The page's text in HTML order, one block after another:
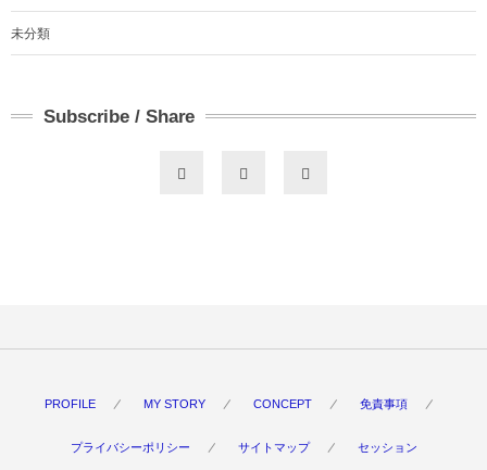
未分類
Subscribe / Share
PROFILE MY STORY CONCEPT 免責事項
プライバシーポリシー サイトマップ セッション